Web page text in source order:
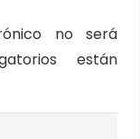
no será
están